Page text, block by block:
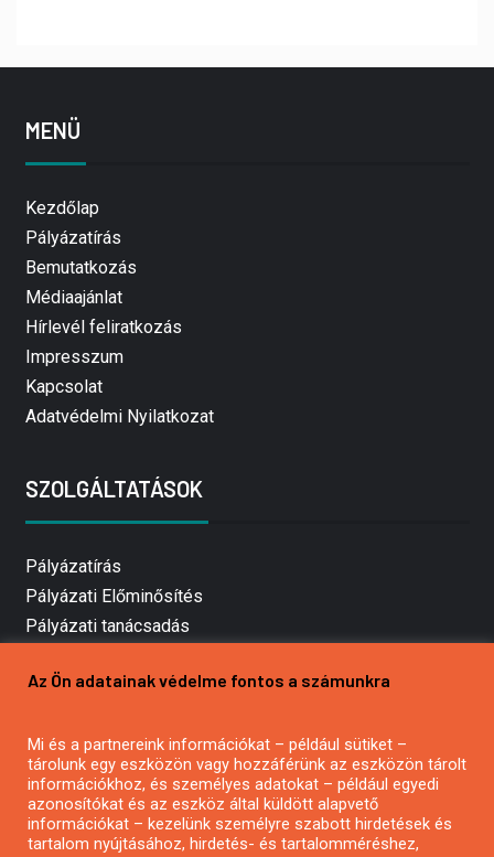
MENÜ
Kezdőlap
Pályázatírás
Bemutatkozás
Médiaajánlat
Hírlevél feliratkozás
Impresszum
Kapcsolat
Adatvédelmi Nyilatkozat
SZOLGÁLTATÁSOK
Pályázatírás
Pályázati Előminősítés
Pályázati tanácsadás
Mezőgazdasági pályázatírás
Pályázatírás civil szervezeteknek
Pályázatírás önkormányzatoknak
Pályázatfigyelés
Specifikus pályázatfigyelés vagy hírlevél
Az Ön adatainak védelme fontos a számunkra
Mi és a partnereink információkat – például sütiket –
tárolunk egy eszközön vagy hozzáférünk az eszközön tárolt
információkhoz, és személyes adatokat – például egyedi
azonosítókat és az eszköz által küldött alapvető
információkat – kezelünk személyre szabott hirdetések és
tartalom nyújtásához, hirdetés- és tartalomméréshez,